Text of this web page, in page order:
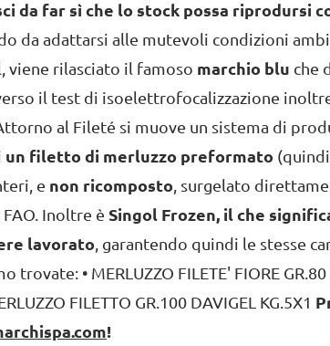
da far sì che lo stock possa riprodursi
da adattarsi alle mutevoli condizioni
viene rilasciato il famoso marchio blu che
il test di isoelettrofocalizzazione
al Fileté si muove un sistema di
un filetto di merluzzo preformato
e non ricomposto, surgelato
Inoltre è Singol Frozen, il che
lavorato, garantendo quindi le stesse
• MERLUZZO FILETE' FIORE GR.80
FILETTO GR.100 DAVIGEL KG.5X1
!